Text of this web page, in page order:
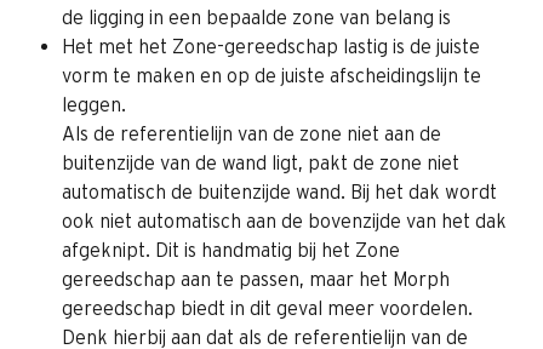
de ligging in een bepaalde zone van belang is
Het met het Zone-gereedschap lastig is de juiste
vorm te maken en op de juiste afscheidingslijn te
leggen.
Als de referentielijn van de zone niet aan de
buitenzijde van de wand ligt, pakt de zone niet
automatisch de buitenzijde wand. Bij het dak wordt
ook niet automatisch aan de bovenzijde van het dak
afgeknipt. Dit is handmatig bij het Zone
gereedschap aan te passen, maar het Morph
gereedschap biedt in dit geval meer voordelen.
Denk hierbij aan dat als de referentielijn van de